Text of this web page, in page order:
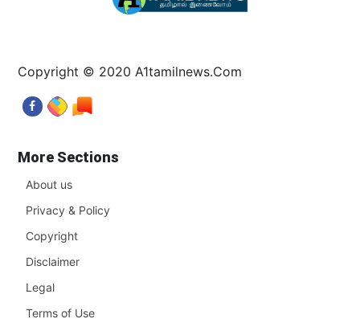
Copyright © 2020 A1tamilnews.Com
More Sections
About us
Privacy & Policy
Copyright
Disclaimer
Legal
Terms of Use